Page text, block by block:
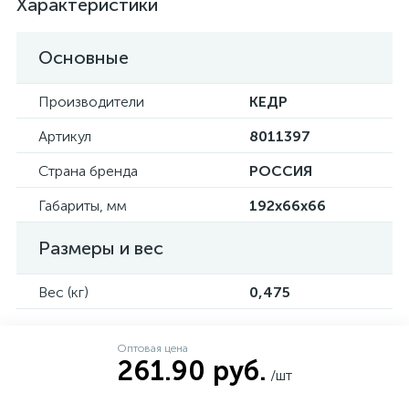
Характеристики
Основные
Производители
КЕДР
Артикул
8011397
Страна бренда
РОССИЯ
Габариты, мм
192x66x66
Размеры и вес
Вес (кг) 0,475
Оптовая цена
261.90 руб. /шт